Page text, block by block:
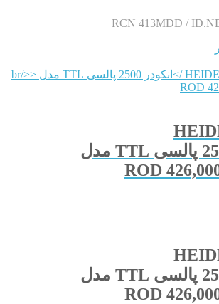
RCN 413MDD /
ROD
ROD